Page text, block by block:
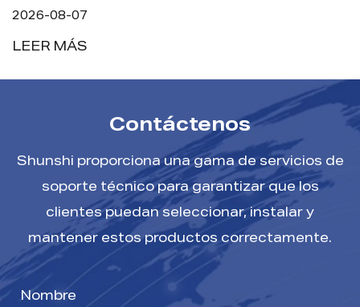
08-07
MÁS
Contáctenos
Shunshi proporciona una gama de servicios de
soporte técnico para garantizar que los
clientes puedan seleccionar, instalar y
mantener estos productos correctamente.